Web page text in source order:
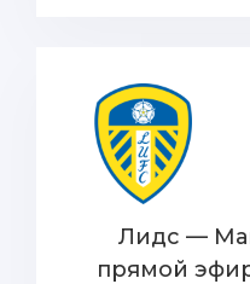
Лидс —
прямой